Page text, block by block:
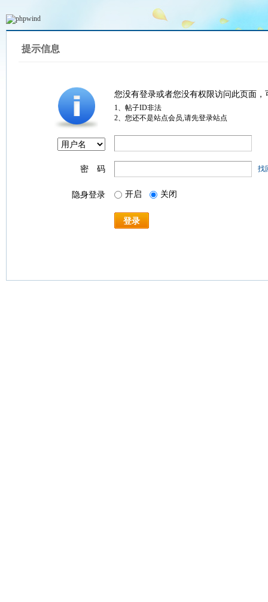
提示信息
您没有登录或者您没有权限访问此页面
1、帖子ID非法
2、您还不是站点会员,请先登录站点
密 码 找
隐身登录 开启 关闭
登录